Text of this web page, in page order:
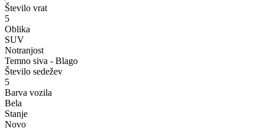
Število vrat
5
Oblika
SUV
Notranjost
Temno siva - Blago
Število sedežev
5
Barva vozila
Bela
Stanje
Novo